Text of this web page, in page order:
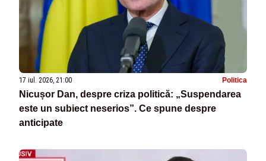
17 iul. 2026, 21:00 Politica
Nicușor Dan, despre criza politică: „Suspendarea
este un subiect neserios”. Ce spune despre
anticipate